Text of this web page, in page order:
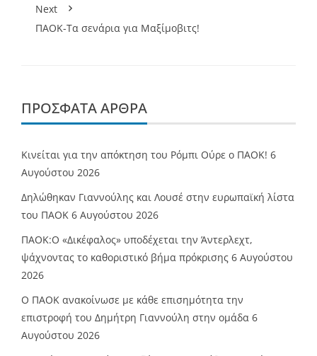
Next
ΠΑΟΚ-Τα σενάρια για Μαξίμοβιτς!
ΠΡΌΣΦΑΤΑ ΆΡΘΡΑ
Κινείται για την απόκτηση του Ρόμπι Ούρε ο ΠΑΟΚ! 6
Αυγούστου 2026
Δηλώθηκαν Γιαννούλης και Λουσέ στην ευρωπαϊκή λίστα
του ΠΑΟΚ 6 Αυγούστου 2026
ΠΑΟΚ:Ο «Δικέφαλος» υποδέχεται την Άντερλεχτ,
ψάχνοντας το καθοριστικό βήμα πρόκρισης 6 Αυγούστου
2026
Ο ΠΑΟΚ ανακοίνωσε με κάθε επισημότητα την
επιστροφή του Δημήτρη Γιαννούλη στην ομάδα 6
Αυγούστου 2026